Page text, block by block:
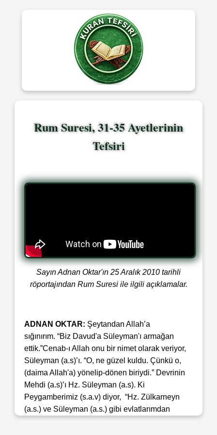
Rum Suresi, 31-35 Ayetlerinin
Tefsiri
Sayın Adnan Oktar'ın 25 Aralık 2010 tarihli
röportajından Rum Suresi ile ilgili açıklamalar.
ADNAN OKTAR: Şeytandan Allah’a
sığınırım. “Biz Davud'a Süleyman'ı armağan
ettik.”Cenab-ı Allah onu bir nimet olarak veriyor,
Süleyman (a.s)’ı. “O, ne güzel kuldu. Çünkü o,
(daima Allah'a) yönelip-dönen biriydi.” Devrinin
Mehdi (a.s)’ı Hz. Süleyman (a.s). Ki
Peygamberimiz (s.a.v) diyor, “Hz. Zülkarneyn
(a.s.) ve Süleyman (a.s.) gibi evlatlarımdan